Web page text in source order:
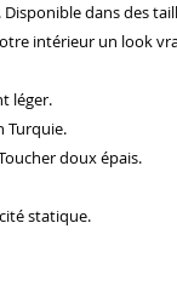
dans des
intérieur un look
léger.
Turquie.
doux épais.
statique.